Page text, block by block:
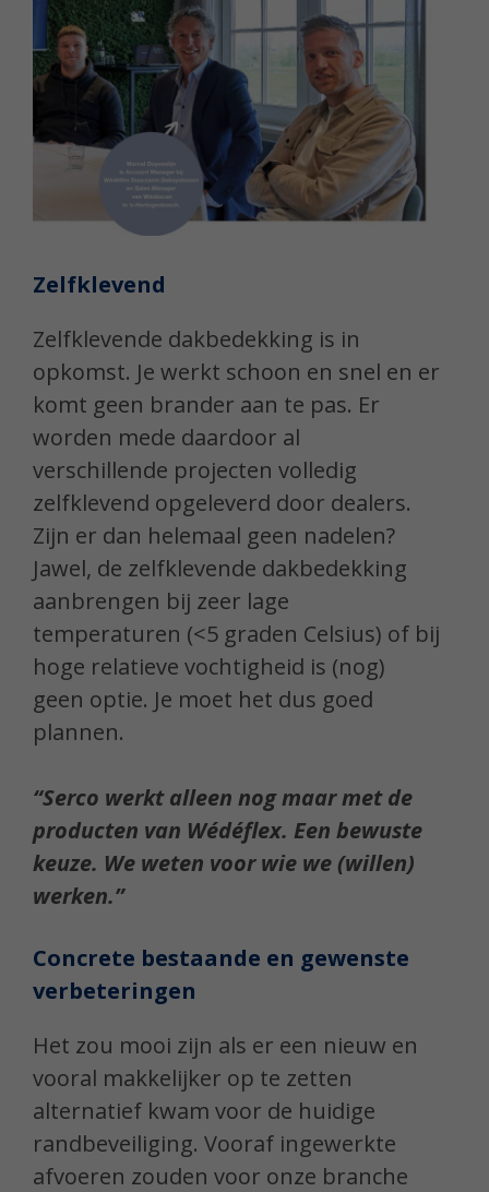
Zelfklevend
Zelfklevende dakbedekking is in
opkomst. Je werkt schoon en snel en er
komt geen brander aan te pas. Er
worden mede daardoor al
verschillende projecten volledig
zelfklevend opgeleverd door dealers.
Zijn er dan helemaal geen nadelen?
Jawel, de zelfklevende dakbedekking
aanbrengen bij zeer lage
temperaturen (<5 graden Celsius) of bij
hoge relatieve vochtigheid is (nog)
geen optie. Je moet het dus goed
plannen.
“Serco werkt alleen nog maar met de
producten van Wédéflex. Een bewuste
keuze. We weten voor wie we (willen)
werken.”
Concrete bestaande en gewenste
verbeteringen
Het zou mooi zijn als er een nieuw en
vooral makkelijker op te zetten
alternatief kwam voor de huidige
randbeveiliging. Vooraf ingewerkte
afvoeren zouden voor onze branche